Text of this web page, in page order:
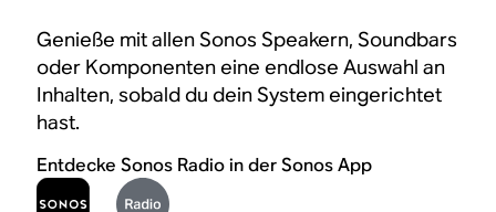
Genieße mit allen Sonos Speakern, Soundbars
oder Komponenten eine endlose Auswahl an
Inhalten, sobald du dein System eingerichtet
hast.
Entdecke Sonos Radio in der Sonos App